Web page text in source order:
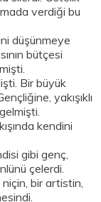
verdiği bu
düşünmeye
bütçesi
Bir büyük
yakışıklı
kendini
gibi genç,
çelerdi.
niçin, bir artistin,